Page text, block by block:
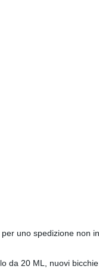
uno spedizione non
da 20 ML, nuovi